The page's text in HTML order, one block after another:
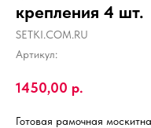
крепления 4 шт.
SETKI.COM.RU
Артикул:
1450,00 р.
Готовая рамочная